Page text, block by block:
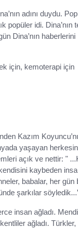
adını duydu.
popüler idi. Dina’nın
Dina’nın haberlerini
için, kemoterapi için
Kazım
yaşayan
açık ve nettir: "
kaybeden
babalar, her gün
şarkılar
insan ağladı.
ağladı.